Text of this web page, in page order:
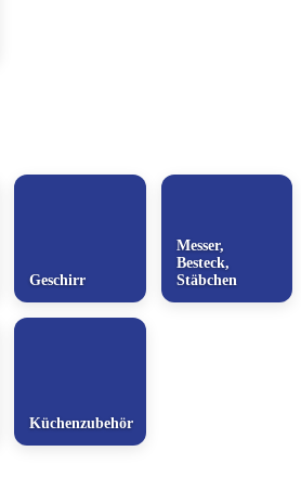
Geschirr
Messer,
Besteck,
Stäbchen
Küchenzubehör